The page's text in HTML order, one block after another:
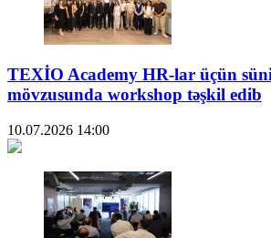
TEXİO Academy HR-lar üçün
mövzusunda workshop təşkil edib
10.07.2026 14:00